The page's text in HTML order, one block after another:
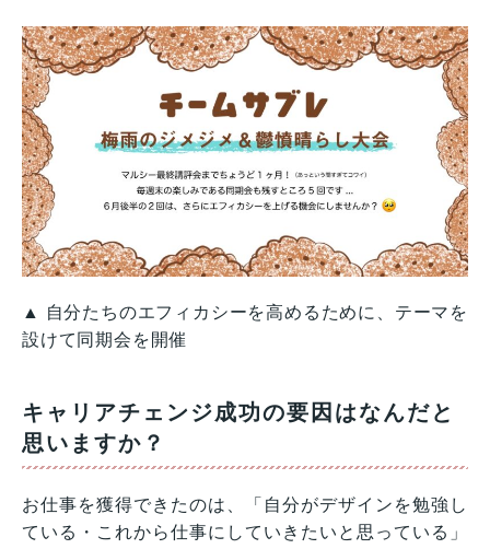
▲ 自分たちのエフィカシーを高めるために、テーマを
設けて同期会を開催
キャリアチェンジ成功の要因はなんだと
思いますか？
お仕事を獲得できたのは、「自分がデザインを勉強し
ている・これから仕事にしていきたいと思っている」